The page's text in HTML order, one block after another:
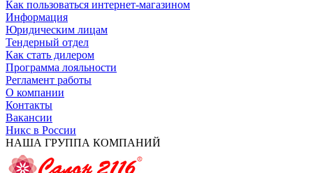
Как пользоваться интернет-магазином
Информация
Юридическим лицам
Тендерный отдел
Как стать дилером
Программа лояльности
Регламент работы
О компании
Контакты
Вакансии
Никс в России
НАША ГРУППА КОМПАНИЙ